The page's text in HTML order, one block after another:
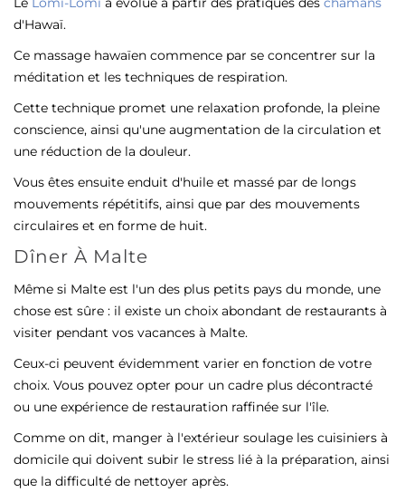
d'Hawaï.
Ce massage hawaïen commence par se concentrer sur la
méditation et les techniques de respiration.
Cette technique promet une relaxation profonde, la pleine
conscience, ainsi qu'une augmentation de la circulation et
une réduction de la douleur.
Vous êtes ensuite enduit d'huile et massé par de longs
mouvements répétitifs, ainsi que par des mouvements
circulaires et en forme de huit.
Dîner À Malte
Même si Malte est l'un des plus petits pays du monde, une
chose est sûre : il existe un choix abondant de restaurants à
visiter pendant vos vacances à Malte.
Ceux-ci peuvent évidemment varier en fonction de votre
choix. Vous pouvez opter pour un cadre plus décontracté
ou une expérience de restauration raffinée sur l'île.
Comme on dit, manger à l'extérieur soulage les cuisiniers à
domicile qui doivent subir le stress lié à la préparation, ainsi
que la difficulté de nettoyer après.